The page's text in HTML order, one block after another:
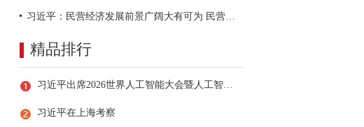
习近平：民营经济发展前景广阔大有可为 民营企业和民营企业家大显身手正当其时
精品排行
习近平出席2026世界人工智能大会暨人工智能全球治理高级别会议开幕式并发表主旨讲话
习近平在上海考察